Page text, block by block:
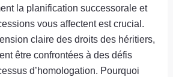
la planification successorale et
vous affectent est crucial.
claire des droits des héritiers,
être confrontées à des défis
d’homologation. Pourquoi